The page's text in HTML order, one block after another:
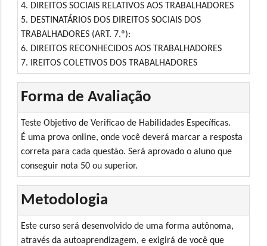
4. DIREITOS SOCIAIS RELATIVOS AOS TRABALHADORES
5. DESTINATÁRIOS DOS DIREITOS SOCIAIS DOS
TRABALHADORES (ART. 7.º):
6. DIREITOS RECONHECIDOS AOS TRABALHADORES
7. IREITOS COLETIVOS DOS TRABALHADORES
Forma de Avaliação
Teste Objetivo de Verificao de Habilidades Específicas.
É uma prova online, onde você deverá marcar a resposta
correta para cada questão. Será aprovado o aluno que
conseguir nota 50 ou superior.
Metodologia
Este curso será desenvolvido de uma forma autônoma,
através da autoaprendizagem, e exigirá de você que